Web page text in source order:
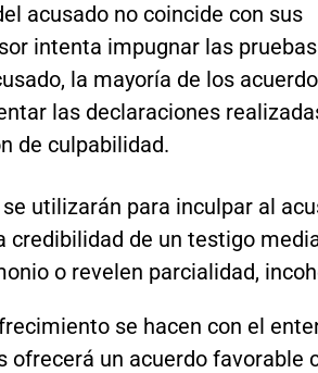
acusado no coincide con sus
intenta impugnar las
la mayoría de los
las declaraciones
de culpabilidad.
utilizarán para inculpar al
credibilidad de un testigo
o revelen parcialidad,
se hacen con el
un acuerdo favorable